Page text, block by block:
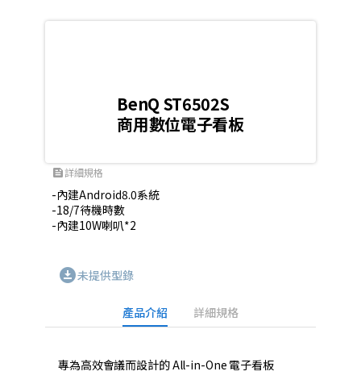
BenQ ST6502S
商用數位電子看板
feed詳細規格
-內建Android8.0系統
-18/7待機時數
-內建10W喇叭*2
download_for_offline未提供型錄
產品介紹 詳細規格
專為高效會議而設計的 All-in-One 電子看板